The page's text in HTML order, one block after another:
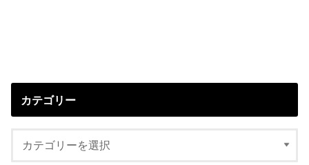
カテゴリー